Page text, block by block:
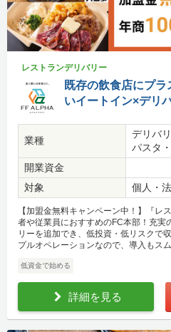
レストランデリバリー
既存の飲食店にプ
いイートイン×デリ
業種
デリバ
パスタ
開業資金
対象
個人・
【加盟金無料キャンペーン中！】『レ
者や従業員におすすめのFC本部！充実
リーを追加でき、低投資・低リスクで
プルオペレーションなので、導入もスム
低資金で始める
詳細を見る